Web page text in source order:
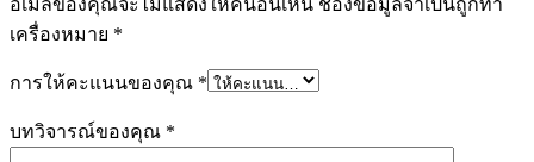
อีเมลของคุณจะไม่แสดงให้คนอื่นเห็น ช่องข้อมูลจำเป็นถูกทำ
เครื่องหมาย *
การให้คะแนนของคุณ *
บทวิจารณ์ของคุณ *